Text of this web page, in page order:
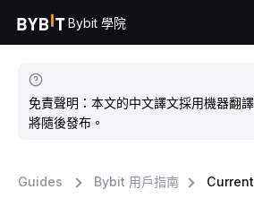
Bybit 學院
免責聲明：本文的中文譯文採用機器翻
將隨後發布。
Guides Bybit 用戶指南